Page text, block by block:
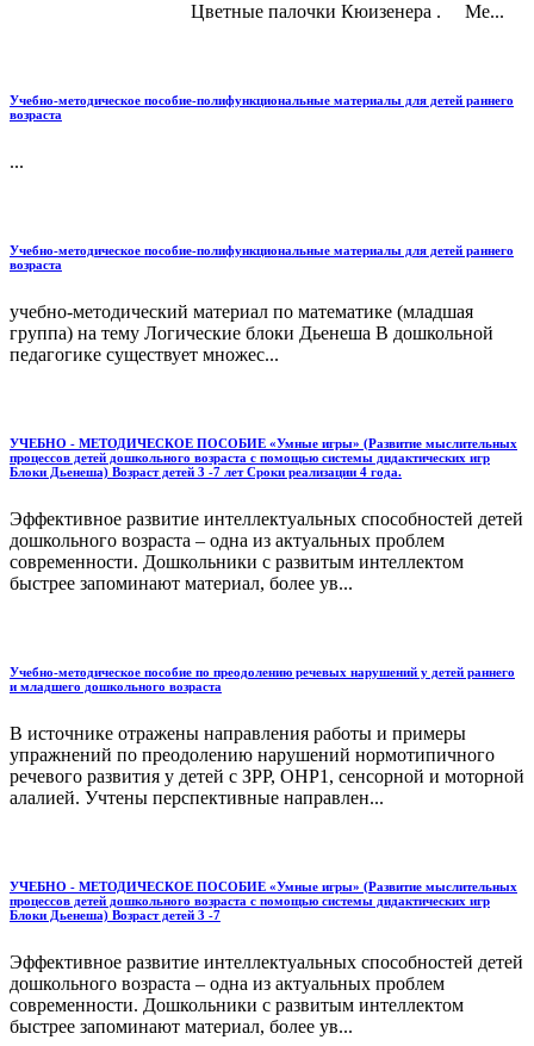
Цветные палочки Кюизенера . Ме...
Учебно-методическое пособие-полифункциональные материалы для детей раннего
возраста
...
Учебно-методическое пособие-полифункциональные материалы для детей раннего
возраста
учебно-методический материал по математике (младшая
группа) на тему Логические блоки Дьенеша В дошкольной
педагогике существует множес...
УЧЕБНО - МЕТОДИЧЕСКОЕ ПОСОБИЕ «Умные игры» (Развитие мыслительных
процессов детей дошкольного возраста с помощью системы дидактических игр
Блоки Дьенеша) Возраст детей 3 -7 лет Сроки реализации 4 года.
Эффективное развитие интеллектуальных способностей детей
дошкольного возраста – одна из актуальных проблем
современности. Дошкольники с развитым интеллектом
быстрее запоминают материал, более ув...
Учебно-методическое пособие по преодолению речевых нарушений у детей раннего
и младшего дошкольного возраста
В источнике отражены направления работы и примеры
упражнений по преодолению нарушений нормотипичного
речевого развития у детей с ЗРР, ОНР1, сенсорной и моторной
алалией. Учтены перспективные направлен...
УЧЕБНО - МЕТОДИЧЕСКОЕ ПОСОБИЕ «Умные игры» (Развитие мыслительных
процессов детей дошкольного возраста с помощью системы дидактических игр
Блоки Дьенеша) Возраст детей 3 -7
Эффективное развитие интеллектуальных способностей детей
дошкольного возраста – одна из актуальных проблем
современности. Дошкольники с развитым интеллектом
быстрее запоминают материал, более ув...